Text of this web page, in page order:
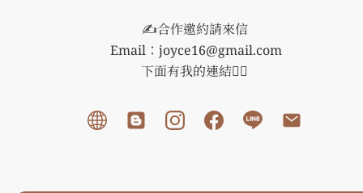
✍️合作邀約請來信
下面有我的連結👇🏻